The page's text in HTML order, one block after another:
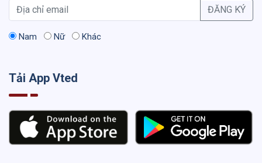
ĐĂNG KÝ
Nam Nữ Khác
Tải App Vted